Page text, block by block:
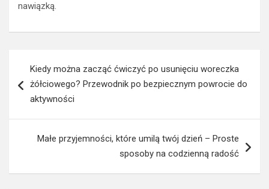
nawiązką.
wpisu
Kiedy można zacząć ćwiczyć po usunięciu woreczka
żółciowego? Przewodnik po bezpiecznym powrocie do
aktywności
Małe przyjemności, które umilą twój dzień – Proste
sposoby na codzienną radość